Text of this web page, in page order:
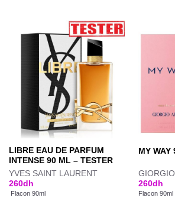
LIBRE EAU DE PARFUM
INTENSE 90 ML – TESTER
YVES SAINT LAURENT
260dh
Flacon 90ml
MY WAY
GIORGIO
260dh
Flacon 90ml